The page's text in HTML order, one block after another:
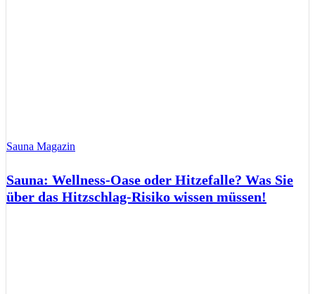
Sauna Magazin
Sauna: Wellness-Oase oder Hitzefalle? Was Sie
über das Hitzschlag-Risiko wissen müssen!